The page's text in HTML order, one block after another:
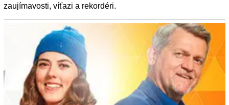
zaujímavosti, víťazi a rekordéri.